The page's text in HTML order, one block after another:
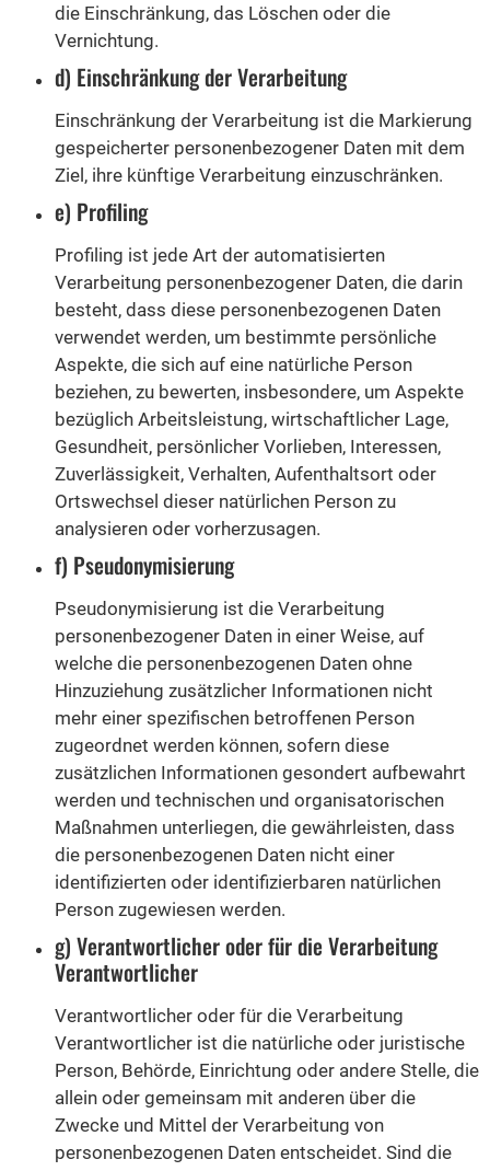
die Einschränkung, das Löschen oder die
Vernichtung.
d) Einschränkung der Verarbeitung
Einschränkung der Verarbeitung ist die Markierung
gespeicherter personenbezogener Daten mit dem
Ziel, ihre künftige Verarbeitung einzuschränken.
e) Profiling
Profiling ist jede Art der automatisierten
Verarbeitung personenbezogener Daten, die darin
besteht, dass diese personenbezogenen Daten
verwendet werden, um bestimmte persönliche
Aspekte, die sich auf eine natürliche Person
beziehen, zu bewerten, insbesondere, um Aspekte
bezüglich Arbeitsleistung, wirtschaftlicher Lage,
Gesundheit, persönlicher Vorlieben, Interessen,
Zuverlässigkeit, Verhalten, Aufenthaltsort oder
Ortswechsel dieser natürlichen Person zu
analysieren oder vorherzusagen.
f) Pseudonymisierung
Pseudonymisierung ist die Verarbeitung
personenbezogener Daten in einer Weise, auf
welche die personenbezogenen Daten ohne
Hinzuziehung zusätzlicher Informationen nicht
mehr einer spezifischen betroffenen Person
zugeordnet werden können, sofern diese
zusätzlichen Informationen gesondert aufbewahrt
werden und technischen und organisatorischen
Maßnahmen unterliegen, die gewährleisten, dass
die personenbezogenen Daten nicht einer
identifizierten oder identifizierbaren natürlichen
Person zugewiesen werden.
g) Verantwortlicher oder für die Verarbeitung
Verantwortlicher
Verantwortlicher oder für die Verarbeitung
Verantwortlicher ist die natürliche oder juristische
Person, Behörde, Einrichtung oder andere Stelle, die
allein oder gemeinsam mit anderen über die
Zwecke und Mittel der Verarbeitung von
personenbezogenen Daten entscheidet. Sind die